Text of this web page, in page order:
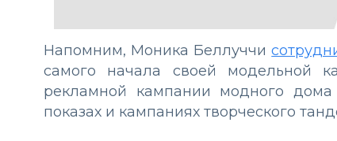
Напомним, Моника Беллуччи
самого начала своей модельной
рекламной кампании модного
показах и кампаниях творческого